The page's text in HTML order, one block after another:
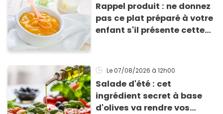
Rappel produit : ne donnez
pas ce plat préparé à votre
enfant s'il présente cette
Le 07/08/2026 à 12h00
Salade d'été : cet
ingrédient secret à base
d'olives va rendre vos